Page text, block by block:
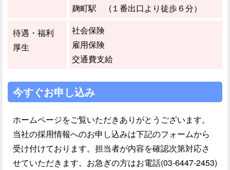
麹町駅 (１番出口より徒歩６分）
待遇・福利
厚生
社会保険
雇用保険
交通費支給
今すぐお申し込み
ホームページをご覧いただきありがとうございます。
当社の採用情報へのお申し込みは下記のフォームから
受け付けております。担当者が内容を確認次第対応さ
せていただきます。お急ぎの方はお電話(03-6447-2453)